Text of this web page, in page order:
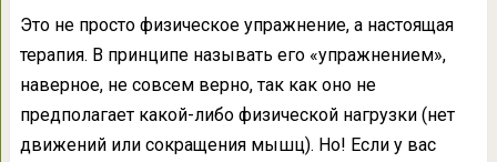
Это не просто физическое упражнение, а настоящая
терапия. В принципе называть его «упражнением»,
наверное, не совсем верно, так как оно не
предполагает какой-либо физической нагрузки (нет
движений или сокращения мышц). Но! Если у вас